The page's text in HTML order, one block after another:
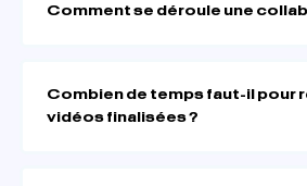
Comment se déroule une
Combien de temps faut-il pour
vidéos finalisées ?